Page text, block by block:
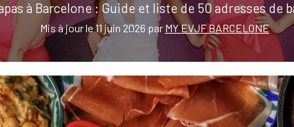
à Barcelone : Guide et liste de 50 adresses de
Mis à jour le 11 juin 2026 par MY EVJF BARCELONE